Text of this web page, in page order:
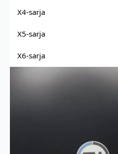
X4-sarja
X5-sarja
X6-sarja